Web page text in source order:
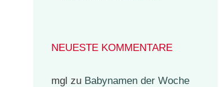
NEUESTE KOMMENTARE
mgl zu Babynamen der Woche